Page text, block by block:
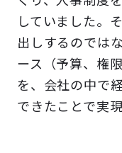
していました。
出しするのでは
ース（予算、権
を、会社の中で
できたことで実